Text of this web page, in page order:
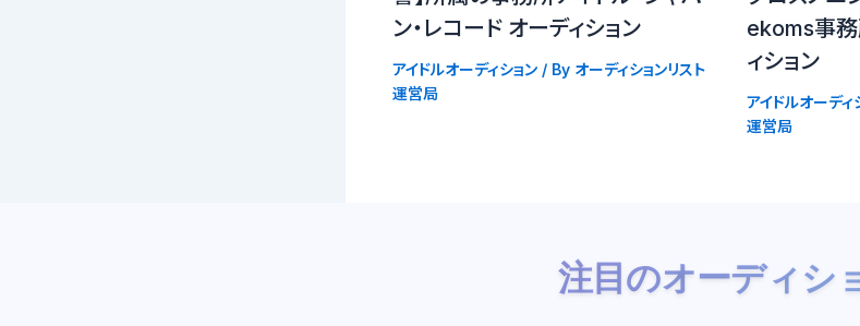
ン・レコード オーディション
アイドルオーディション/ By オーディションリスト
運営局
ekoms事務
ィション
アイドルオーディ
運営局
注目のオーディシ